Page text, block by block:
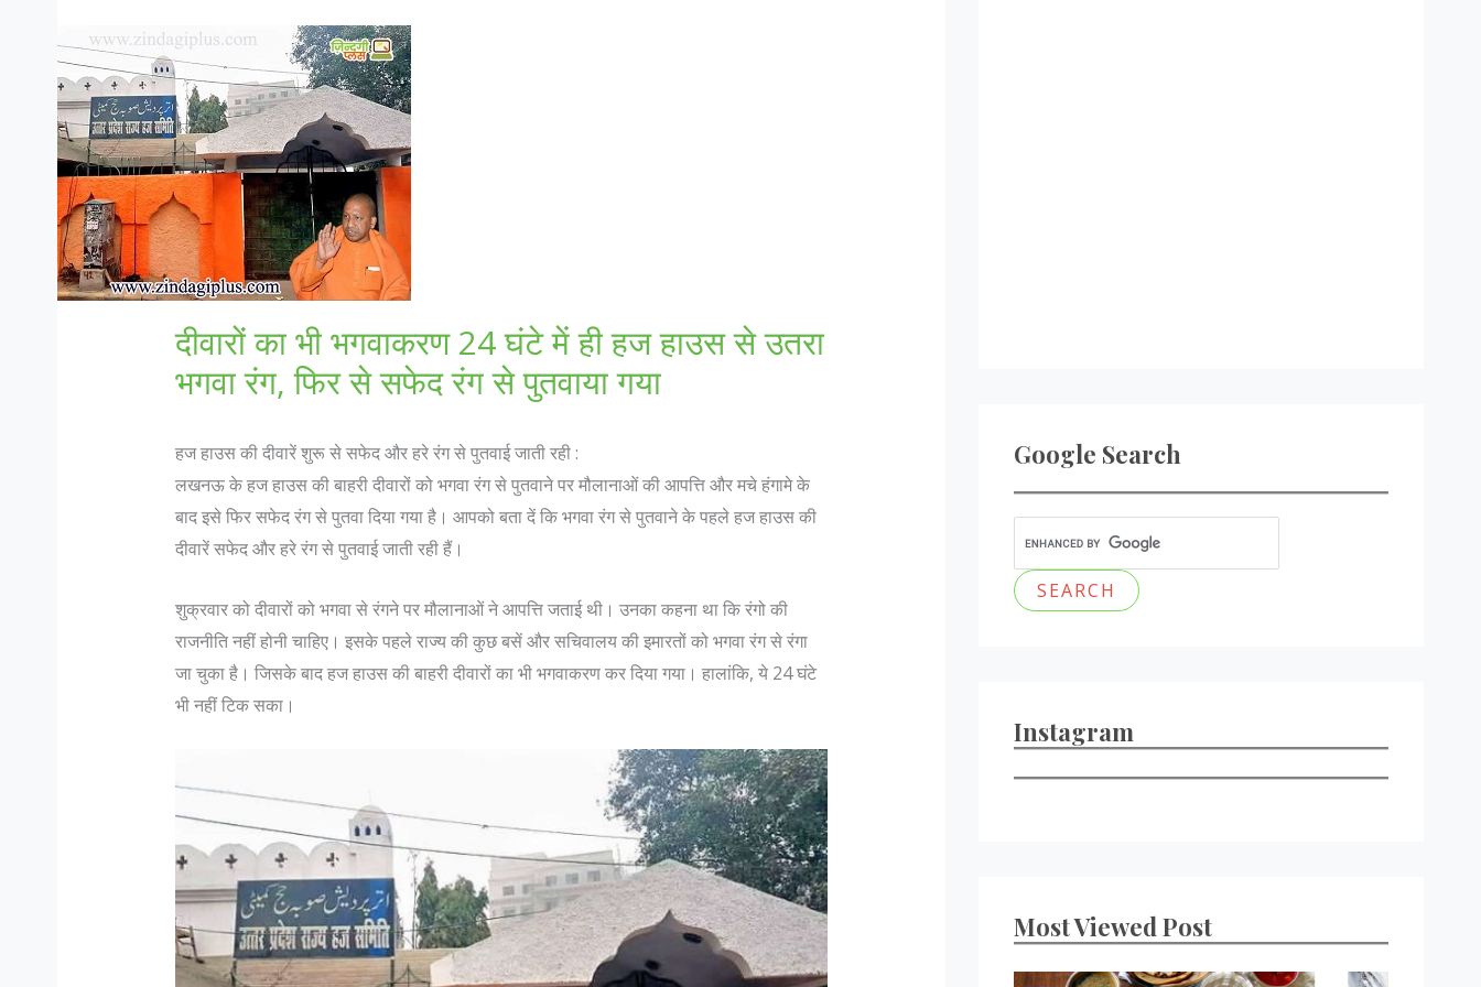
दीवारों का भी भगवाकरण 24 घंटे में ही हज हाउस से उतरा
भगवा रंग, फिर से सफेद रंग से पुतवाया गया
हज हाउस की दीवारें शुरू से सफेद और हरे रंग से पुतवाई जाती रही :
लखनऊ के हज हाउस की बाहरी दीवारों को भगवा रंग से पुतवाने पर मौलानाओं की आपत्ति और मचे हंगामे के
बाद इसे फिर सफेद रंग से पुतवा दिया गया है। आपको बता दें कि भगवा रंग से पुतवाने के पहले हज हाउस की
दीवारें सफेद और हरे रंग से पुतवाई जाती रही हैं।
शुक्रवार को दीवारों को भगवा से रंगने पर मौलानाओं ने आपत्ति जताई थी। उनका कहना था कि रंगो की
राजनीति नहीं होनी चाहिए। इसके पहले राज्य की कुछ बसें और सचिवालय की इमारतों को भगवा रंग से रंगा
जा चुका है। जिसके बाद हज हाउस की बाहरी दीवारों का भी भगवाकरण कर दिया गया। हालांकि, ये 24 घंटे
भी नहीं टिक सका।
Google Search
Instagram
Most Viewed Post